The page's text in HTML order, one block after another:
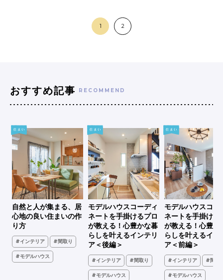
1 2
おすすめ記事 RECOMMEND
自然と人が集まる、居
心地の良い住まいの作
り方
#インテリア #間取り
#モデルハウス
モデルハウスコーディ
ネートを手掛けるプロ
が教える！心豊かな暮
らしを叶えるインテリ
ア＜後編＞
#インテリア #間取り
#モデルハウス
モデルハウスコー
ネートを手掛ける
が教える！心豊か
らしを叶えるイン
ア＜前編＞
#インテリア #間取
#モデルハウス